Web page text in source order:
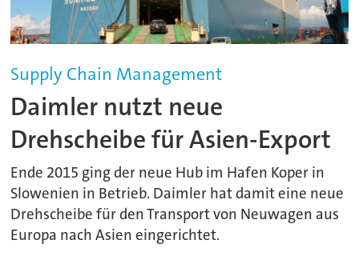
Supply Chain Management
Daimler nutzt neue
Drehscheibe für Asien-Export
Ende 2015 ging der neue Hub im Hafen Koper in
Slowenien in Betrieb. Daimler hat damit eine neue
Drehscheibe für den Transport von Neuwagen aus
Europa nach Asien eingerichtet.